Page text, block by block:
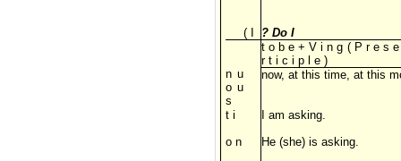
( I
? Do I
t o b e + V i n g ( P r e s
r t i c i p l e )
n u
o u
s
now, at this time, at this
t i
I am asking.
o n
He (she) is asking.